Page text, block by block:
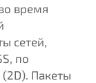
время
сетей,
по
Пакеты